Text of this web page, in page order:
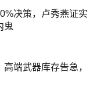
决策，卢秀燕证实
鬼
端武器库存告急，